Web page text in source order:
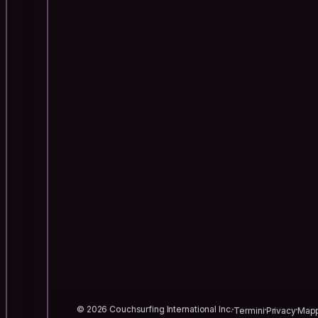
© 2026 Couchsurfing International Inc.TerminiPrivacy